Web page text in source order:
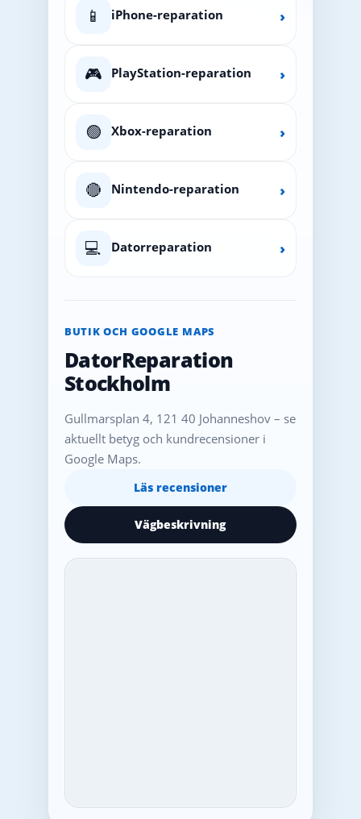
📱 iPhone-reparation ›
🎮 PlayStation-reparation ›
🟢 Xbox-reparation ›
🔴 Nintendo-reparation ›
💻 Datorreparation ›
BUTIK OCH GOOGLE MAPS
DatorReparation
Stockholm
Gullmarsplan 4, 121 40 Johanneshov – se
aktuellt betyg och kundrecensioner i
Google Maps.
Läs recensioner
Vägbeskrivning